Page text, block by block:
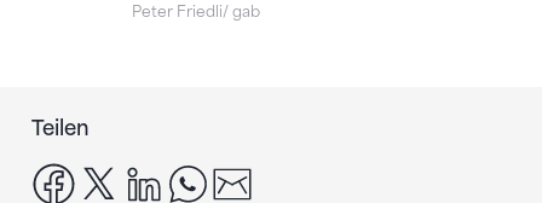
Peter Friedli/ gab
Teilen
facebook
x linkedinwhatsapp